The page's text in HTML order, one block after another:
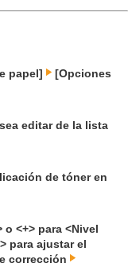
papel]
[Opciones
editar de la lista
de tóner en
o <+> para <Nivel
para ajustar el
corrección